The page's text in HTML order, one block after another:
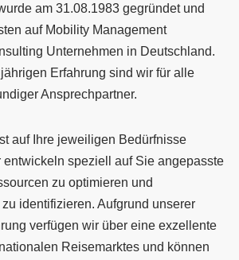
am 31.08.1983 gegründet und
auf Mobility Management
Unternehmen in Deutschland.
Erfahrung sind wir für alle
Ansprechpartner.
auf Ihre jeweiligen Bedürfnisse
entwickeln speziell auf Sie angepasste
zu optimieren und
identifizieren. Aufgrund unserer
verfügen wir über eine exzellente
Reisemarktes und können